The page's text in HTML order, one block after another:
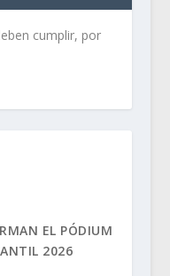
cumplir, por
EL PÓDIUM
2026